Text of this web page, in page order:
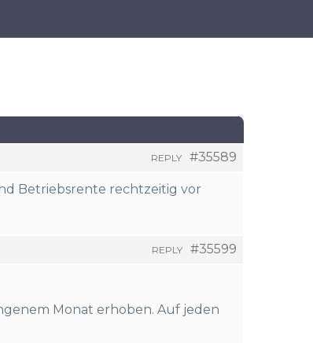
#35589
REPLY
Betriebsrente rechtzeitig vor
#35599
REPLY
Monat erhoben. Auf jeden